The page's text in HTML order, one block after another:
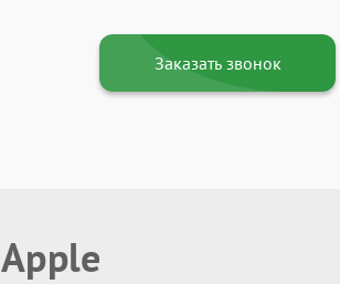
Заказать звонок